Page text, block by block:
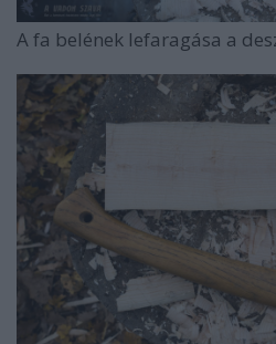
A fa belének lefaragása a